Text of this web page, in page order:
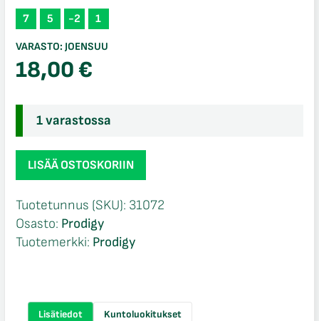
7 5 -2 1
VARASTO: JOENSUU
18,00€
1 varastossa
Prodigy
400
määrä
LISÄÄ OSTOSKORIIN
Tuotetunnus (SKU): 31072
Osasto: Prodigy
Tuotemerkki: Prodigy
Lisätiedot Kuntoluokitukset